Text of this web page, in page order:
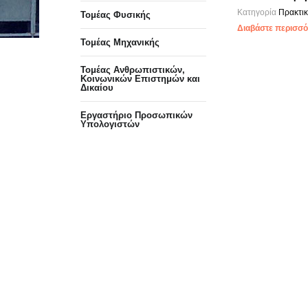
Κατηγορία
Διαβάστε
Τομέας Φυσικής
Τομέας Μηχανικής
Τομέας Ανθρωπιστικών,
Κοινωνικών Επιστημών και
Δικαίου
Eργαστήριo Προσωπικών
Υπολογιστών